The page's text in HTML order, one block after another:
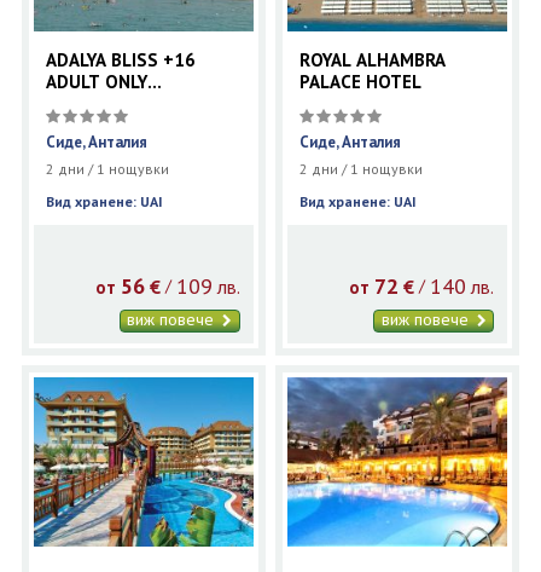
ADALYA BLISS +16
ADULT ONLY
SPA)
Сиде, Анталия
2 дни / 1 нощувки
Вид хранене: UAI
от 56 €/ 109 лв.
виж повече
ROYAL ALHAMBRA
PALACE HOTEL
Сиде, Анталия
2 дни / 1 нощувки
Вид хранене: UAI
от 72 € / 140 лв.
виж повече